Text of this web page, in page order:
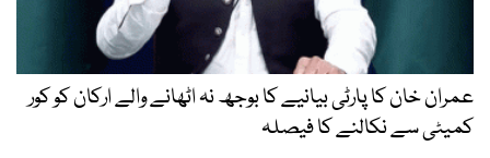
عمران خان کا پارٹی بیانیے کا بوجھ نہ اٹھانے والے ارکان کو کور
کمیٹی سے نکالنے کا فیصلہ